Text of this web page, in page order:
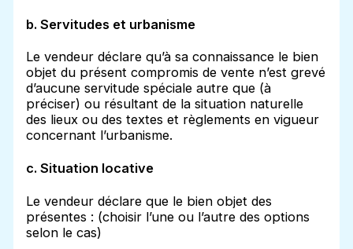
b. Servitudes et urbanisme
Le vendeur déclare qu’à sa connaissance le bien
objet du présent compromis de vente n’est grevé
d’aucune servitude spéciale autre que (à
préciser) ou résultant de la situation naturelle
des lieux ou des textes et règlements en vigueur
concernant l’urbanisme.
c. Situation locative
Le vendeur déclare que le bien objet des
présentes : (choisir l’une ou l’autre des options
selon le cas)